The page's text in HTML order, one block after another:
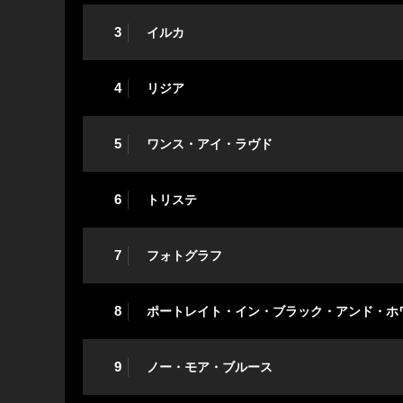
3 イルカ
4 リジア
5 ワンス・アイ・ラヴド
6 トリステ
7 フォトグラフ
8 ポートレイト・イン・ブラック・アンド・ホ
9 ノー・モア・ブルース